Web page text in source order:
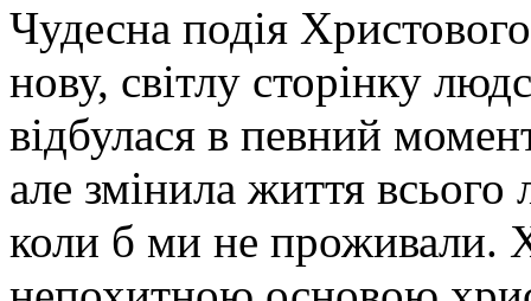
Чудесна подія
нову, світлу сторінку
відбулася в певний
але змінила життя
коли б ми не проживали.